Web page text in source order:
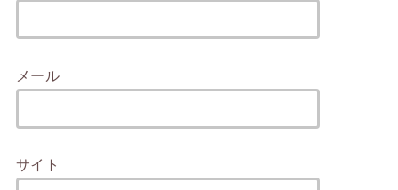
メール
サイト